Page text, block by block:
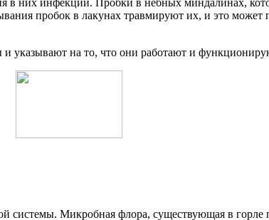
пробок в лакунах травмируют их, и это может
на то, что они работают и
Микробная флора, существующая в горле